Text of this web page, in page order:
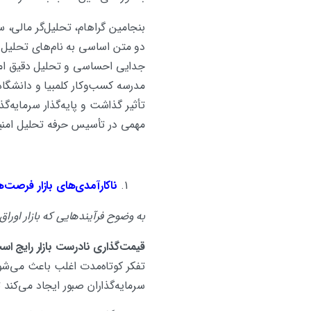
بنجامین گراهام، تحلیل‌گر مالی،
جدایی احساسی و تحلیل دقیق
مدرسه کسب‌وکار کلمبیا و
تأثیر گذاشت و پایه‌گذار
مهمی در تأسیس حرفه تحلیل
ناکارآمدی‌های بازار
به وضوح فرآیندهایی که بازار
قیمت‌گذاری نادرست بازار رایج
تفکر کوتاه‌مدت اغلب باعث
سرمایه‌گذاران صبور ایجاد می‌کند